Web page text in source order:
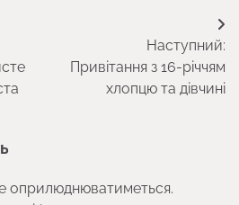
Наступний:
Привітання з 16-річчям
хлопцю та дівчині
оприлюднюватиметься.